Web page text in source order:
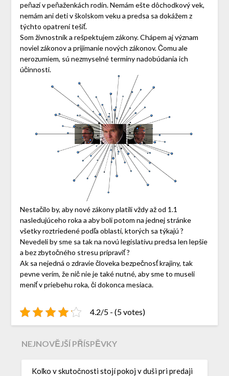
peňazí v peňaženkách rodín. Nemám ešte dôchodkový vek,
nemám ani deti v školskom veku a predsa sa dokážem z
týchto opatrení tešiť.
Som živnostník a rešpektujem zákony. Chápem aj význam
noviel zákonov a prijímanie nových zákonov. Čomu ale
nerozumiem, sú nezmyselné termíny nadobúdania ich
účinnosti.
Nestačilo by, aby nové zákony platili vždy až od 1.1
nasledujúceho roka a aby boli potom na jednej stránke
všetky roztriedené podľa oblastí, ktorých sa týkajú ?
Nevedeli by sme sa tak na novú legislatívu predsa len lepšie
a bez zbytočného stresu pripraviť ?
Ak sa nejedná o zdravie človeka bezpečnosť krajiny, tak
pevne verím, že nič nie je také nutné, aby sme to museli
meniť v priebehu roka, či dokonca mesiaca.
4.2/5 - (5 votes)
NEJNOVĚJŠÍ PŘÍSPĚVKY
Koľko v skutočnosti stojí pokoj v duši pri predaji